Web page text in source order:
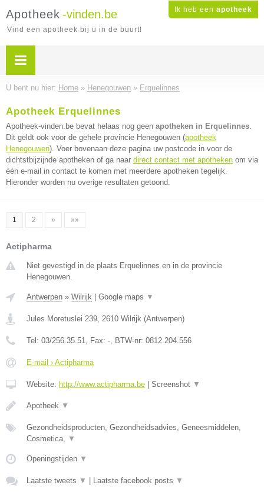
Ik heb een apotheek
Apotheek -vinden.be
Vind een apotheek bij u in de buurt!
U bent nu hier: Home » Henegouwen » Erquelinnes
Apotheek Erquelinnes
Apotheek-vinden.be bevat helaas nog geen apotheken in Erquelinnes.
Dit geldt ook voor de gehele provincie Henegouwen (apotheek
Henegouwen). Voer bovenaan deze pagina uw postcode in voor de
dichtstbijzijnde apotheken of ga naar direct contact met apotheken om via
één e-mail in contact te komen met meerdere apotheken tegelijk.
Hieronder worden nu overige resultaten getoond.
1 2 » »»
Actipharma
Niet gevestigd in de plaats Erquelinnes en in de provincie
Henegouwen.
Antwerpen » Wilrijk Google maps ▼
Jules Moretuslei 239, 2610 Wilrijk (Antwerpen)
Tel: 03/256.35.51, Fax: -, BTW-nr: 0812.204.556
E-mail › Actipharma
Website: http://www.actipharma.be Screenshot ▼
Apotheek ▼
Gezondheidsproducten, Gezondheidsadvies, Geneesmiddelen,
Cosmetica, ▼
Openingstijden ▼
Laatste tweets ▼ Laatste facebook posts ▼